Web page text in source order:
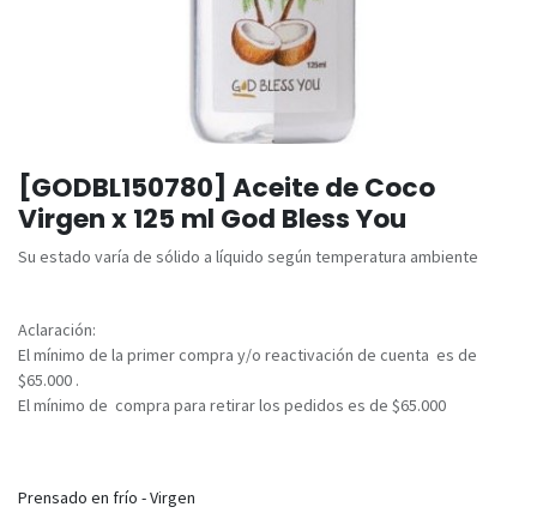
[GODBL150780] Aceite de Coco
Virgen x 125 ml God Bless You
Su estado varía de sólido a líquido según temperatura ambiente
Aclaración:
El mínimo de la primer compra y/o reactivación de cuenta es de
$65.000 .
El mínimo de compra para retirar los pedidos es de $65.000
Prensado en frío - Virgen